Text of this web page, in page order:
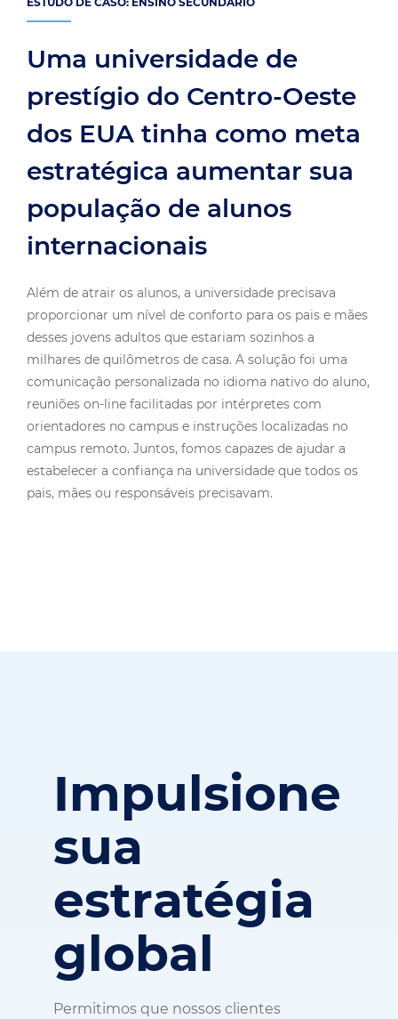
Uma universidade de
prestígio do Centro-Oeste
dos EUA tinha como meta
estratégica aumentar sua
população de alunos
internacionais
Além de atrair os alunos, a universidade precisava
proporcionar um nível de conforto para os pais e mães
desses jovens adultos que estariam sozinhos a
milhares de quilômetros de casa. A solução foi uma
comunicação personalizada no idioma nativo do aluno,
reuniões on-line facilitadas por intérpretes com
orientadores no campus e instruções localizadas no
campus remoto. Juntos, fomos capazes de ajudar a
estabelecer a confiança na universidade que todos os
pais, mães ou responsáveis precisavam.
Impulsione
sua
estratégia
global
Permitimos que nossos clientes